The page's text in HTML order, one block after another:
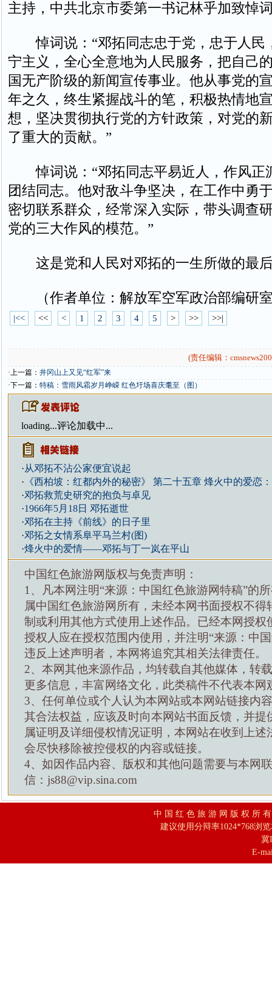
主持，中共北京市委第一书记林乎加致悼
悼词说：“邓拓同志忠于党，忠于人民
宁主义，全心全意地为人民服务，把自己
国无产阶级的新闻宣传事业。他从事党的
年之久，终生紧握战斗的笔，积极热情地
想，坚决贯彻执行党的方针政策，对党的
了重大的贡献。”
悼词说：“邓拓同志平易近人，作风正
团结同志。他对敌斗争坚决，在工作中勇
密切联系群众，经常深入实际，带头调查
党的三大作风的模范。”
这是党和人民对邓拓的一生所做的最
（作者单位：解放军空军政治部编研
|<< << < 1 2 3 4 5 > >> >>|
(责任编辑：
·上一篇： 井冈山上又见“红军”来
·下一篇： 特稿：雪雨风霜岁月峥嵘 红色圩场喜庆耄至（图）
loading...评论加载中...
·从邓拓不沾公家便宜说起
· 《西柏坡：红都内外的秘密》 第二十五章 烽火中的爱恋
·邓拓救荒史研究的抱负与卓见
·1966年5月18日 邓拓逝世
·邓拓在主持《前线》的日子里
·邓拓之女情系阜平马兰村(图)
·烽火中的爱情——邓拓与丁一岚在平山
中国红色旅游网版权与免责声明：
1、凡本网注明“来源：中国红色旅游网特稿”的
属中国红色旅游网所有，未经本网书面授权不得
制或利用其他方式使用上述作品。已经本网授权
授权人应在授权范围内使用，并注明“来源：中
违反上述声明者，本网将追究其相关法律责任。
2、本网其他来源作品，均转载自其他媒体，转
更多信息，丰富网络文化，此类稿件不代表本网
3、任何单位或个人认为本网站或本网站链接内
其合法权益，应该及时向本网站书面反馈，并提
属证明及详细侵权情况证明，本网站在收到上述
会尽快移除被控侵权的内容或链接。
4、如因作品内容、版权和其他问题需要与本网
信：js88@vip.sina.com
中 国 红 色 旅 游 网 版 权 所
建议使用分辩率1024*768浏
冀
E-